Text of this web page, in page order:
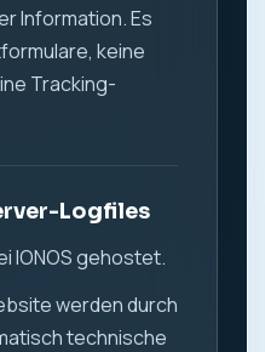
Information. Es
keine
Tracking-
Logfiles
IONOS gehostet.
werden durch
technische